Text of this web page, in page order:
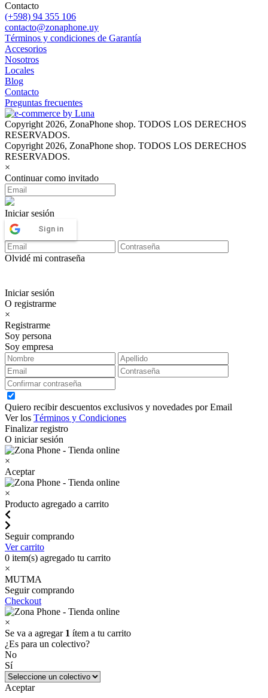
Contacto
(+598) 94 355 106
contacto@zonaphone.uy
Términos y condiciones de Garantía
Accesorios
Nosotros
Locales
Blog
Contacto
Preguntas frecuentes
Copyright 2026, ZonaPhone shop. TODOS LOS DERECHOS
RESERVADOS.
Copyright 2026, ZonaPhone shop. TODOS LOS DERECHOS
RESERVADOS.
×
Continuar como invitado
Iniciar sesión
Sign in
Olvidé mi contraseña
Iniciar sesión
O registrarme
×
Registrarme
Soy persona
Soy empresa
Quiero recibir descuentos exclusivos y novedades por Email
Ver los Términos y Condiciones
Finalizar registro
O iniciar sesión
×
Aceptar
×
Producto agregado a carrito
Seguir comprando
Ver carrito
0 item(s) agregado tu carrito
×
MUTMA
Seguir comprando
Checkout
×
Se va a agregar 1 ítem a tu carrito
¿Es para un colectivo?
No
Sí
Aceptar